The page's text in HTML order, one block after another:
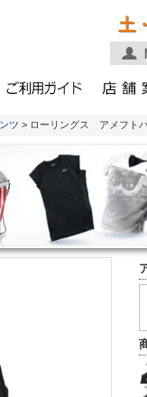
土
ツ > ローリングス アメフト